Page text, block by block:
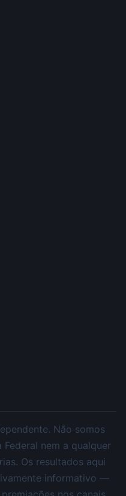
Não somos
nem a qualquer
Os resultados aqui
informativo —